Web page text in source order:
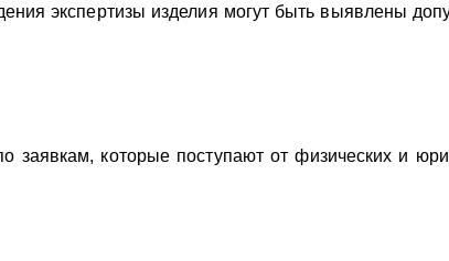
экспертизы изделия могут быть выявлены
заявкам, которые поступают от физических и